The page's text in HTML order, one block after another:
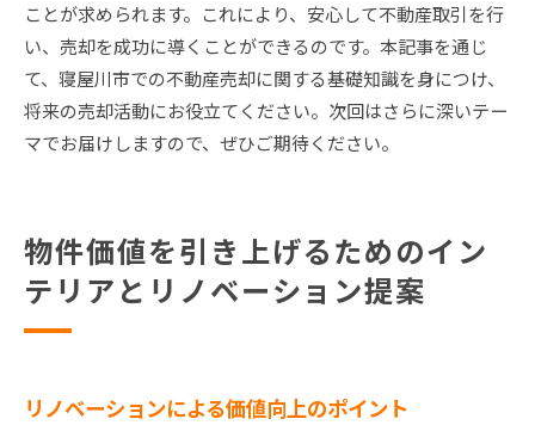
ことが求められます。これにより、安心して不動産取引を行
い、売却を成功に導くことができるのです。本記事を通じ
て、寝屋川市での不動産売却に関する基礎知識を身につけ、
将来の売却活動にお役立てください。次回はさらに深いテー
マでお届けしますので、ぜひご期待ください。
物件価値を引き上げるためのイン
テリアとリノベーション提案
リノベーションによる価値向上のポイント